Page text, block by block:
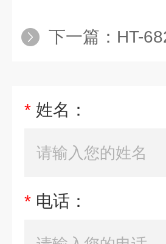
下一篇： HT-
* 姓名：
* 电话：